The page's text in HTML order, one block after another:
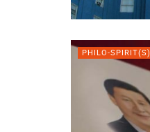
PHILO-SPIRIT(S)